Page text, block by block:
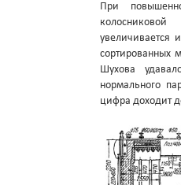
При
увеличивается
сортированных
Шухова
нормального
цифра доходит